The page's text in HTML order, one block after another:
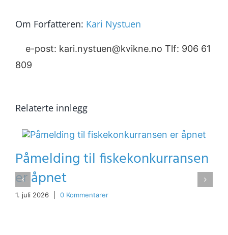
Om Forfatteren: Kari Nystuen
e-post: kari.nystuen@kvikne.no Tlf: 906 61
809
Relaterte innlegg
Påmelding til fiskekonkurransen
er åpnet
1. juli 2026 0 Kommentarer